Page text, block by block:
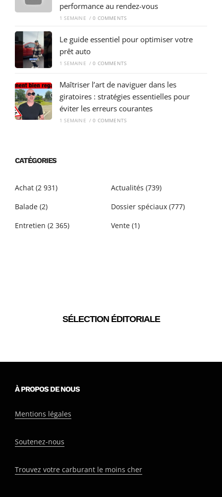
performance au rendez-vous
1 SEMAINE / 0 COMMENTS
Le guide essentiel pour optimiser votre
prêt auto
1 SEMAINE / 0 COMMENTS
Maîtriser l’art de naviguer dans les
giratoires : stratégies essentielles pour
éviter les erreurs courantes
1 SEMAINE / 0 COMMENTS
CATÉGORIES
Achat (2 931) Actualités (739)
Balade (2) Dossier spéciaux (777)
Entretien (2 365) Vente (1)
SÉLECTION ÉDITORIALE
À PROPOS DE NOUS
Mentions légales
Soutenez-nous
Trouvez votre carburant le moins cher